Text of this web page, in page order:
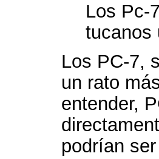
Los Pc-
tucanos
Los PC-7,
un rato
entender,
podrían